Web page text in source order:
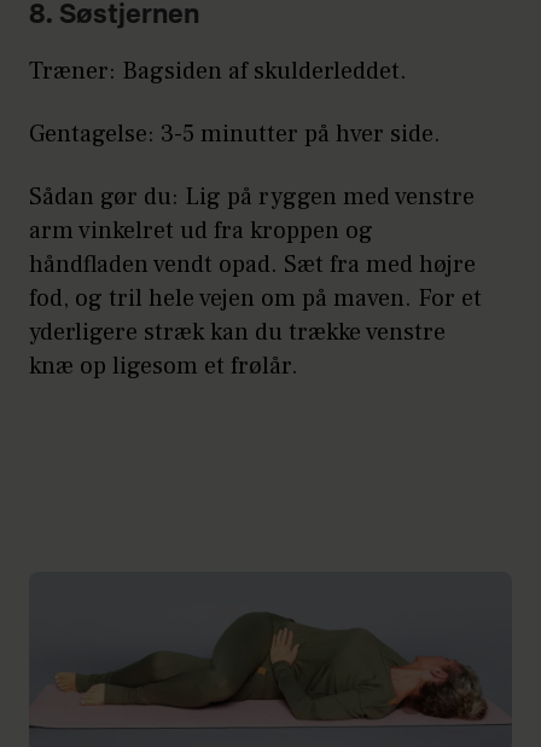
8. Søstjernen
Træner: Bagsiden af skulderleddet.
Gentagelse: 3-5 minutter på hver side.
Sådan gør du: Lig på ryggen med venstre
arm vinkelret ud fra kroppen og
håndfladen vendt opad. Sæt fra med højre
fod, og tril hele vejen om på maven. For et
yderligere stræk kan du trække venstre
knæ op ligesom et frølår.